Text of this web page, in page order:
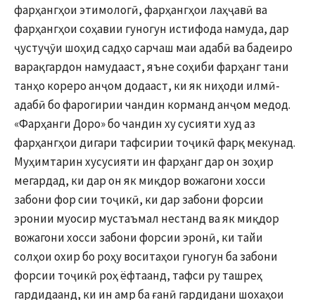
фарҳангҳои этимологӣ, фарҳангҳои лаҳҷавӣ ва
фарҳангҳои соҳавии гуногун истифода намуда, дар
ҷустуҷӯи шоҳид садҳо сарчаш маи адабӣ ва бадеиро
варақгардон намудааст, яъне соҳиби фарҳанг тани
танҳо кореро анҷом додааст, ки як ниҳоди илмӣ-
адабӣ бо фарогирии чандин корманд анҷом медод.
«Фарҳанги Доро» бо чандин ху сусияти худ аз
фарҳангҳои дигари тафсирии тоҷикӣ фарқ мекунад.
Муҳимтарин хусусияти ин фарҳанг дар он зоҳир
мегардад, ки дар он як миқдор вожагони хосси
забони фор сии тоҷикӣ, ки дар забони форсии
эронии муосир мустаъмал нестанд ва як миқдор
вожагони хосси забони форсии эронӣ, ки тайи
солҳои охир бо роҳу воситаҳои гуногун ба забони
форсии тоҷикӣ роҳ ёфтаанд, тафси ру ташреҳ
гардидаанд, ки ин амр ба ғанӣ гардидани шохаҳои